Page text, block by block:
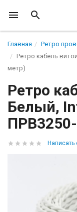
Главная
Ретро
Ретро кабель
метр)
Ретро
Белый,
Написать